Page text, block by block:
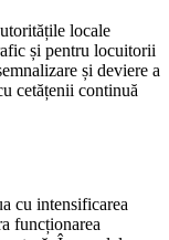
locale
și pentru locuitorii
și deviere a
cetățenii continuă
cu intensificarea
funcționarea